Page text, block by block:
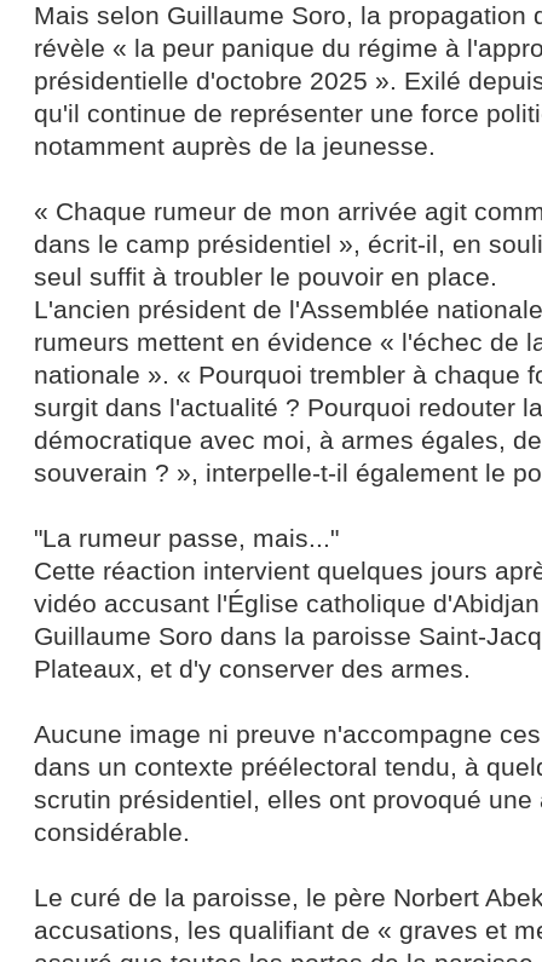
Mais selon Guillaume Soro, la propagation
révèle « la peur panique du régime à
présidentielle d'octobre 2025 ». Exilé
qu'il continue de représenter une force
notamment auprès de la jeunesse.
« Chaque rumeur de mon arrivée agit
dans le camp présidentiel », écrit-il, en
seul suffit à troubler le pouvoir en place.
L'ancien président de l'Assemblée
rumeurs mettent en évidence « l'échec de
nationale ». « Pourquoi trembler à chaque
surgit dans l'actualité ? Pourquoi redouter
démocratique avec moi, à armes égales,
souverain ? », interpelle-t-il également le
"La rumeur passe, mais..."
Cette réaction intervient quelques jours
vidéo accusant l'Église catholique
Guillaume Soro dans la paroisse Saint-
Plateaux, et d'y conserver des armes.
Aucune image ni preuve n'accompagne
dans un contexte préélectoral tendu, à
scrutin présidentiel, elles ont provoqué une
considérable.
Le curé de la paroisse, le père Norbert
accusations, les qualifiant de « graves et